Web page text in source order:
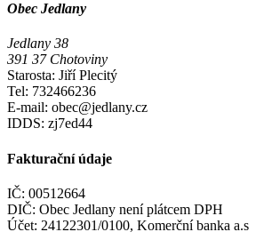
Obec Jedlany
Jedlany 38
391 37 Chotoviny
Starosta: Jiří Plecitý
Tel: 732466236
E-mail: obec@jedlany.cz
IDDS: zj7ed44
Fakturační údaje
IČ: 00512664
DIČ: Obec Jedlany není plátcem DPH
Účet: 24122301/0100, Komerční banka a.s